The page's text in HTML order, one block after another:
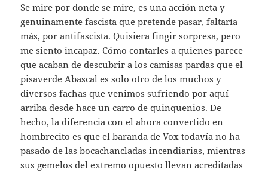
Se mire por donde se mire, es una acción neta y
genuinamente fascista que pretende pasar, faltaría
más, por antifascista. Quisiera fingir sorpresa, pero
me siento incapaz. Cómo contarles a quienes parece
que acaban de descubrir a los camisas pardas que el
pisaverde Abascal es solo otro de los muchos y
diversos fachas que venimos sufriendo por aquí
arriba desde hace un carro de quinquenios. De
hecho, la diferencia con el ahora convertido en
hombrecito es que el baranda de Vox todavía no ha
pasado de las bocachancladas incendiarias, mientras
sus gemelos del extremo opuesto llevan acreditadas